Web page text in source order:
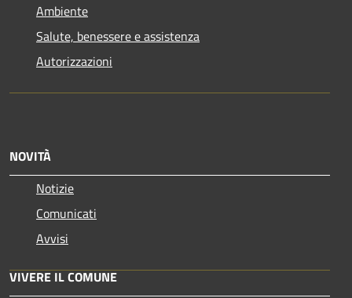
Ambiente
Salute, benessere e assistenza
Autorizzazioni
NOVITÀ
Notizie
Comunicati
Avvisi
VIVERE IL COMUNE